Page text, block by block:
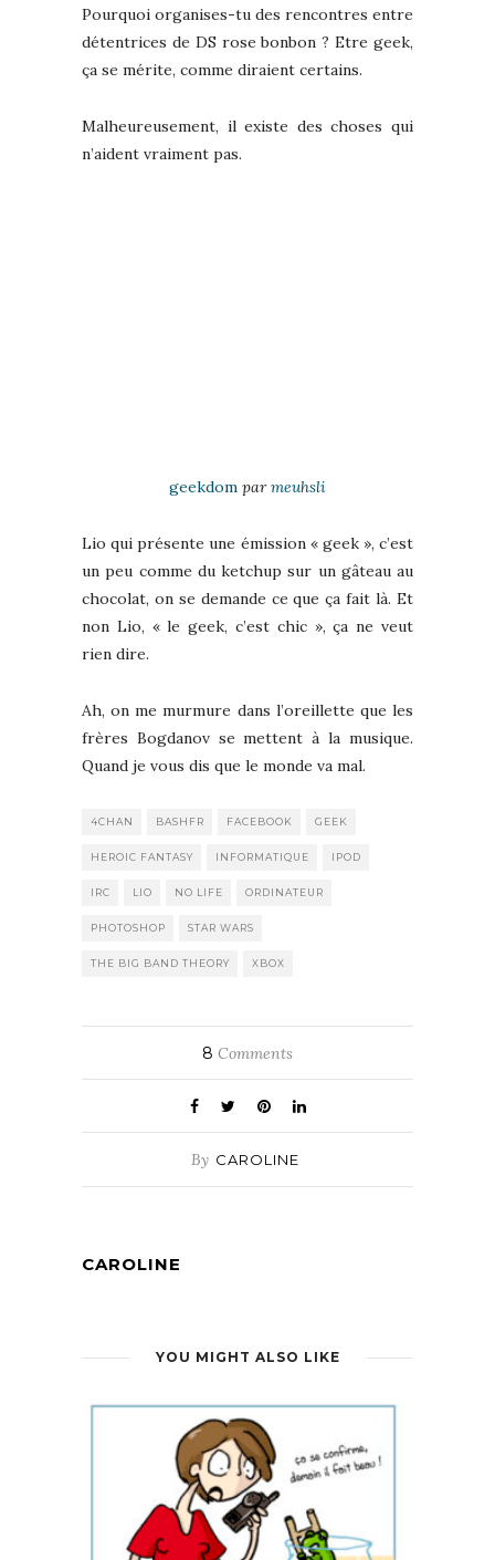
Pourquoi organises-tu des rencontres entre
détentrices de DS rose bonbon ? Etre geek,
ça se mérite, comme diraient certains.
Malheureusement, il existe des choses qui
n’aident vraiment pas.
geekdom parmeuhsli
Lio qui présente une émission « geek », c’est
un peu comme du ketchup sur un gâteau au
chocolat, on se demande ce que ça fait là. Et
non Lio, « le geek, c’est chic », ça ne veut
rien dire.
Ah, on me murmure dans l’oreillette que les
frères Bogdanov se mettent à la musique.
Quand je vous dis que le monde va mal.
4CHAN BASHFR FACEBOOK GEEK
HEROIC FANTASY INFORMATIQUE IPOD
IRC LIO NO LIFE ORDINATEUR
PHOTOSHOP STAR WARS
THE BIG BAND THEORY XBOX
8 Comments
By CAROLINE
CAROLINE
YOU MIGHT ALSO LIKE